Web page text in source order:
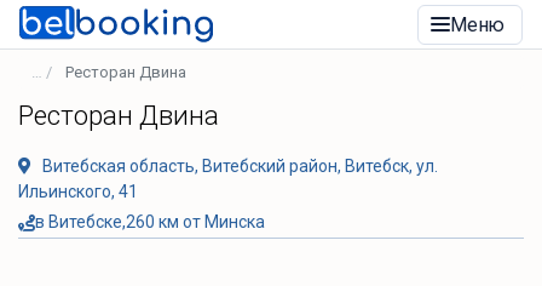
Меню
Ресторан Двина
Ресторан Двина
Витебская область, Витебский район, Витебск, ул.
Ильинского, 41
в Витебске,260 км от Минска